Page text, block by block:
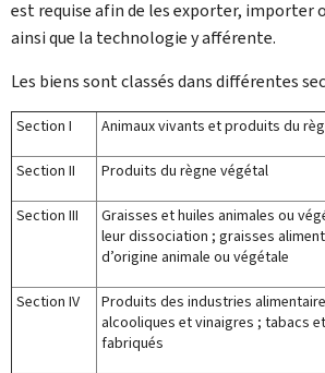
est requise afin de les exporter, importer
ainsi que la technologie y afférente.
Les biens sont classés dans différentes
Section I Animaux vivants et produits du
Section II Produits du règne végétal
Section III
Graisses et huiles animales ou
leur dissociation ; graisses
d’origine animale ou végétale
Section IV
Produits des industries
alcooliques et vinaigres ; tabacs
fabriqués